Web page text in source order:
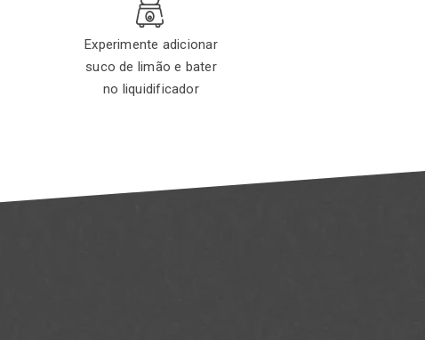
Experimente adicionar
suco de limão e bater
no liquidificador